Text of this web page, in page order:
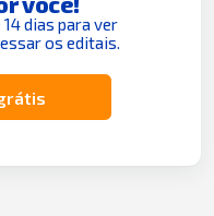
dias para ver
os editais.